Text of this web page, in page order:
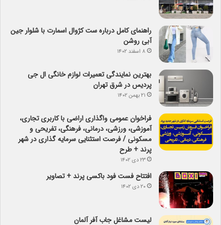
راهنمای کامل درباره ست کژوال اسمارت با شلوار جین
آبی روشن
۸ اسفند ۱۴۰۲
بهترین نمایندگی تعمیرات لوازم خانگی ال جی
پردیس در شرق تهران
۲۱ بهمن ۱۴۰۲
فراخوان عمومی واگذاری اراضی با کاربری تجاری،
آموزشی، ورزشی، درمانی، فرهنگی، تفریحی و
مسکونی / فرصت استثنایی سرمایه گذاری در شهر
پرند + طرح
۲۳ دی ۱۴۰۲
افتتاح فست فود باکسی پرند + تصاویر
۲۰ دی ۱۴۰۲
لیست مشاغل جاب آفر آلمان